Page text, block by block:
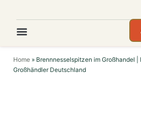
Home » Brennnesselspitzen im Großhandel |
Großhändler Deutschland